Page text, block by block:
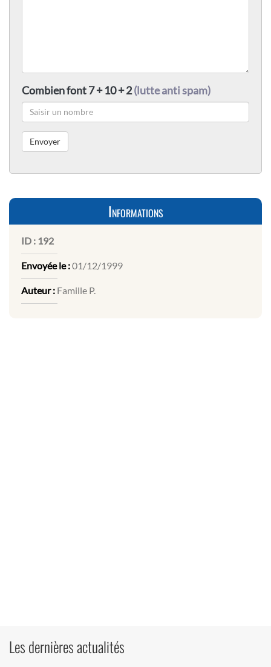
Combien font 7 + 10 + 2(lutte anti spam)
Informations
ID : 192
Envoyée le :01/12/1999
Auteur : Famille P.
Les dernières actualités